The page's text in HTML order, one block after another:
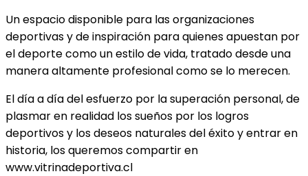
Un espacio disponible para las organizaciones
deportivas y de inspiración para quienes apuestan por
el deporte como un estilo de vida, tratado desde una
manera altamente profesional como se lo merecen.
El día a día del esfuerzo por la superación personal, de
plasmar en realidad los sueños por los logros
deportivos y los deseos naturales del éxito y entrar en
historia, los queremos compartir en
www.vitrinadeportiva.cl